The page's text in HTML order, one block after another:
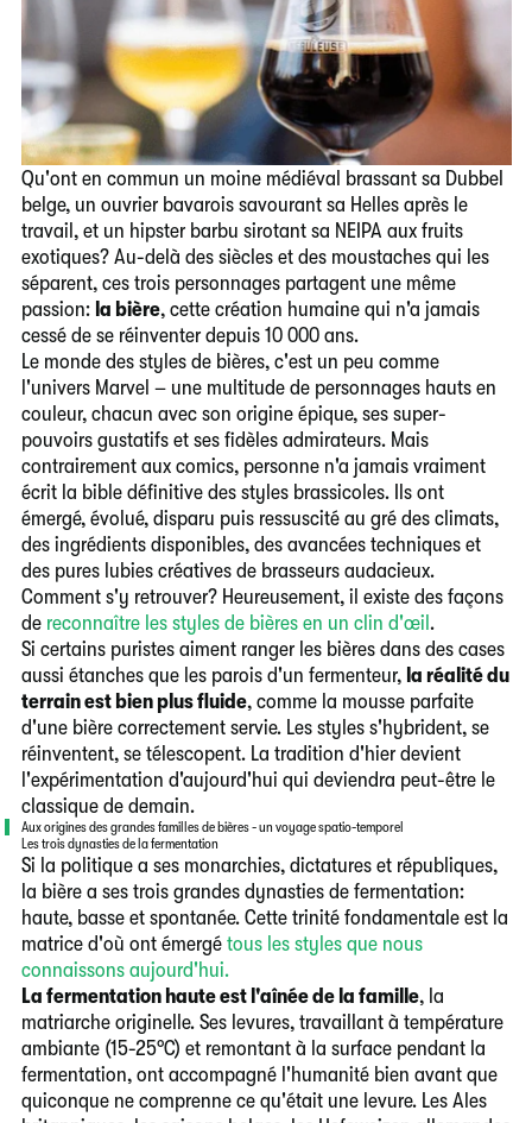
Qu'ont en commun un moine médiéval brassant sa Dubbel
belge, un ouvrier bavarois savourant sa Helles après le
travail, et un hipster barbu sirotant sa NEIPA aux fruits
exotiques? Au-delà des siècles et des moustaches qui les
séparent, ces trois personnages partagent une même
passion: la bière, cette création humaine qui n'a jamais
cessé de se réinventer depuis 10 000 ans.
Le monde des styles de bières, c'est un peu comme
l'univers Marvel – une multitude de personnages hauts en
couleur, chacun avec son origine épique, ses super-
pouvoirs gustatifs et ses fidèles admirateurs. Mais
contrairement aux comics, personne n'a jamais vraiment
écrit la bible définitive des styles brassicoles. Ils ont
émergé, évolué, disparu puis ressuscité au gré des climats,
des ingrédients disponibles, des avancées techniques et
des pures lubies créatives de brasseurs audacieux.
Comment s'y retrouver? Heureusement, il existe des façons
de reconnaître les styles de bières en un clin d'œil.
Si certains puristes aiment ranger les bières dans des cases
aussi étanches que les parois d'un fermenteur, la réalité du
terrain est bien plus fluide, comme la mousse parfaite
d'une bière correctement servie. Les styles s'hybrident, se
réinventent, se télescopent. La tradition d'hier devient
l'expérimentation d'aujourd'hui qui deviendra peut-être le
classique de demain.
Aux origines des grandes familles de bières - un voyage spatio-temporel
Les trois dynasties de la fermentation
Si la politique a ses monarchies, dictatures et républiques,
la bière a ses trois grandes dynasties de fermentation:
haute, basse et spontanée. Cette trinité fondamentale est la
matrice d'où ont émergé tous les styles que nous
connaissons aujourd'hui.
La fermentation haute est l'aînée de la famille, la
matriarche originelle. Ses levures, travaillant à température
ambiante (15-25°C) et remontant à la surface pendant la
fermentation, ont accompagné l'humanité bien avant que
quiconque ne comprenne ce qu'était une levure. Les Ales